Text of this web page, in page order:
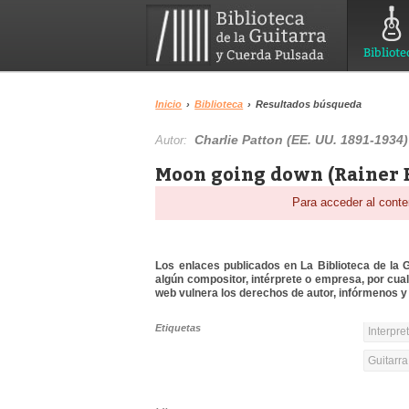
Inicio › Biblioteca › Resultados búsqueda
Autor:Charlie Patton (EE. UU. 1891-1934)
Moon going down
Para acceder al
Los enlaces publicados en La Biblioteca de la
algún compositor, intérprete o empresa, por
web vulnera los derechos de autor, infórmenos
Etiquetas